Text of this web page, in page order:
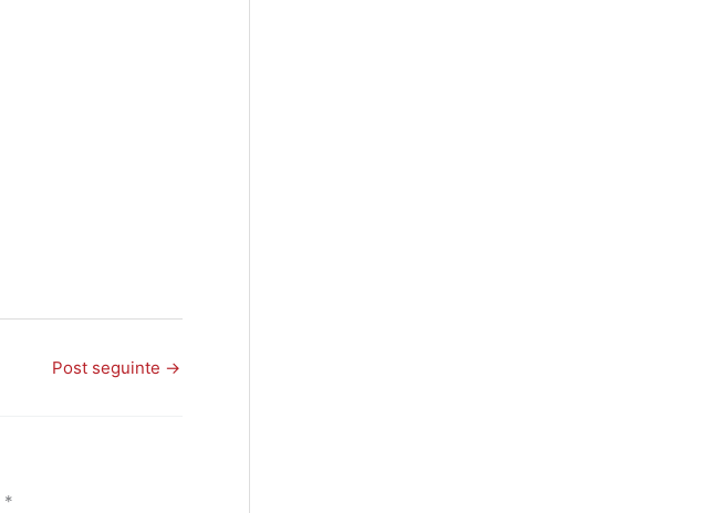
Post seguinte →
*